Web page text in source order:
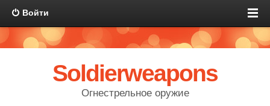
Войти
Soldierweapons
Огнестрельное оружие